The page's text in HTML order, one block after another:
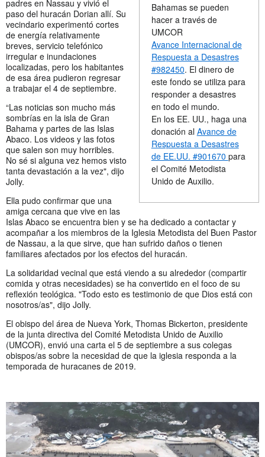
Bahamas se pueden
hacer a través de
UMCOR
Avance Internacional de
Respuesta a Desastres
#982450. El dinero de
este fondo se utiliza para
responder a desastres
en todo el mundo.
En los EE. UU., haga una
donación al Avance de
Respuesta a Desastres
de EE.UU. #901670 para
el Comité Metodista
Unido de Auxilio.
padres en Nassau y vivió el
paso del huracán Dorian allí. Su
vecindario experimentó cortes
de energía relativamente
breves, servicio telefónico
irregular e inundaciones
localizadas, pero los habitantes
de esa área pudieron regresar
a trabajar el 4 de septiembre.
“Las noticias son mucho más
sombrías en la isla de Gran
Bahama y partes de las Islas
Abaco. Los videos y las fotos
que salen son muy horribles.
No sé si alguna vez hemos visto
tanta devastación a la vez", dijo
Jolly.
Ella pudo confirmar que una
amiga cercana que vive en las
Islas Abaco se encuentra bien y se ha dedicado a contactar y
acompañar a los miembros de la Iglesia Metodista del Buen Pastor
de Nassau, a la que sirve, que han sufrido daños o tienen
familiares afectados por los efectos del huracán.
La solidaridad vecinal que está viendo a su alrededor (compartir
comida y otras necesidades) se ha convertido en el foco de su
reflexión teológica. "Todo esto es testimonio de que Dios está con
nosotros/as", dijo Jolly.
El obispo del área de Nueva York, Thomas Bickerton, presidente
de la junta directiva del Comité Metodista Unido de Auxilio
(UMCOR), envió una carta el 5 de septiembre a sus colegas
obispos/as sobre la necesidad de que la iglesia responda a la
temporada de huracanes de 2019.